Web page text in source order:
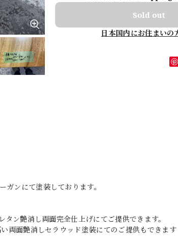
Sold out
日本国内にお住まいの
ガンにて塗装しております。
ン艶消し両面完全仕上げにてご提供できます。
両面艶消しセラウッド塗装にてのご提供もできます